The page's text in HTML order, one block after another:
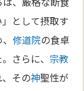
として摂取す
、修道院の食卓
さらに、 宗教
その神聖性が